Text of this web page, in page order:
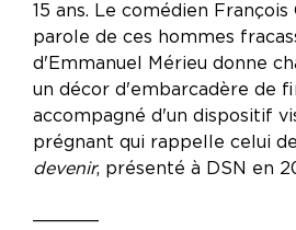
15 ans. Le comédien
parole de ces hommes
d'Emmanuel Mérieu donne
un décor d'embarcadère de
accompagné d'un dispositif
prégnant qui rappelle celui de
devenir, présenté à DSN en